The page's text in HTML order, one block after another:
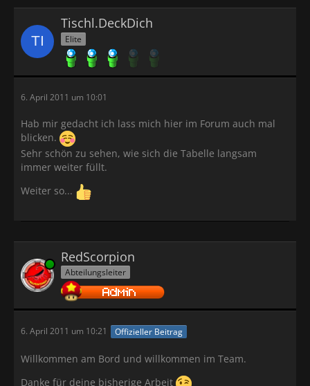
Tischl.DeckDich
Elite
6. April 2011 um 10:01
Hab mir gedacht ich lass mich hier im Forum auch mal
blicken.
Sehr schön zu sehen, wie sich die Tabelle langsam
immer weiter füllt.
Weiter so...
Online RedScorpion
Abteilungsleiter
6. April 2011 um 10:21 Offizieller Beitrag
Willkommen am Bord und willkommen im Team.
Danke für deine bisherige Arbeit